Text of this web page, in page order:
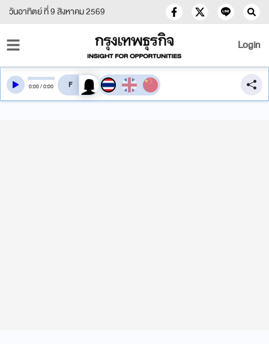
วันอาทิตย์ ที่ 9 สิงหาคม 2569
Login
0:00/0:00 สลับเสียงอ่าน